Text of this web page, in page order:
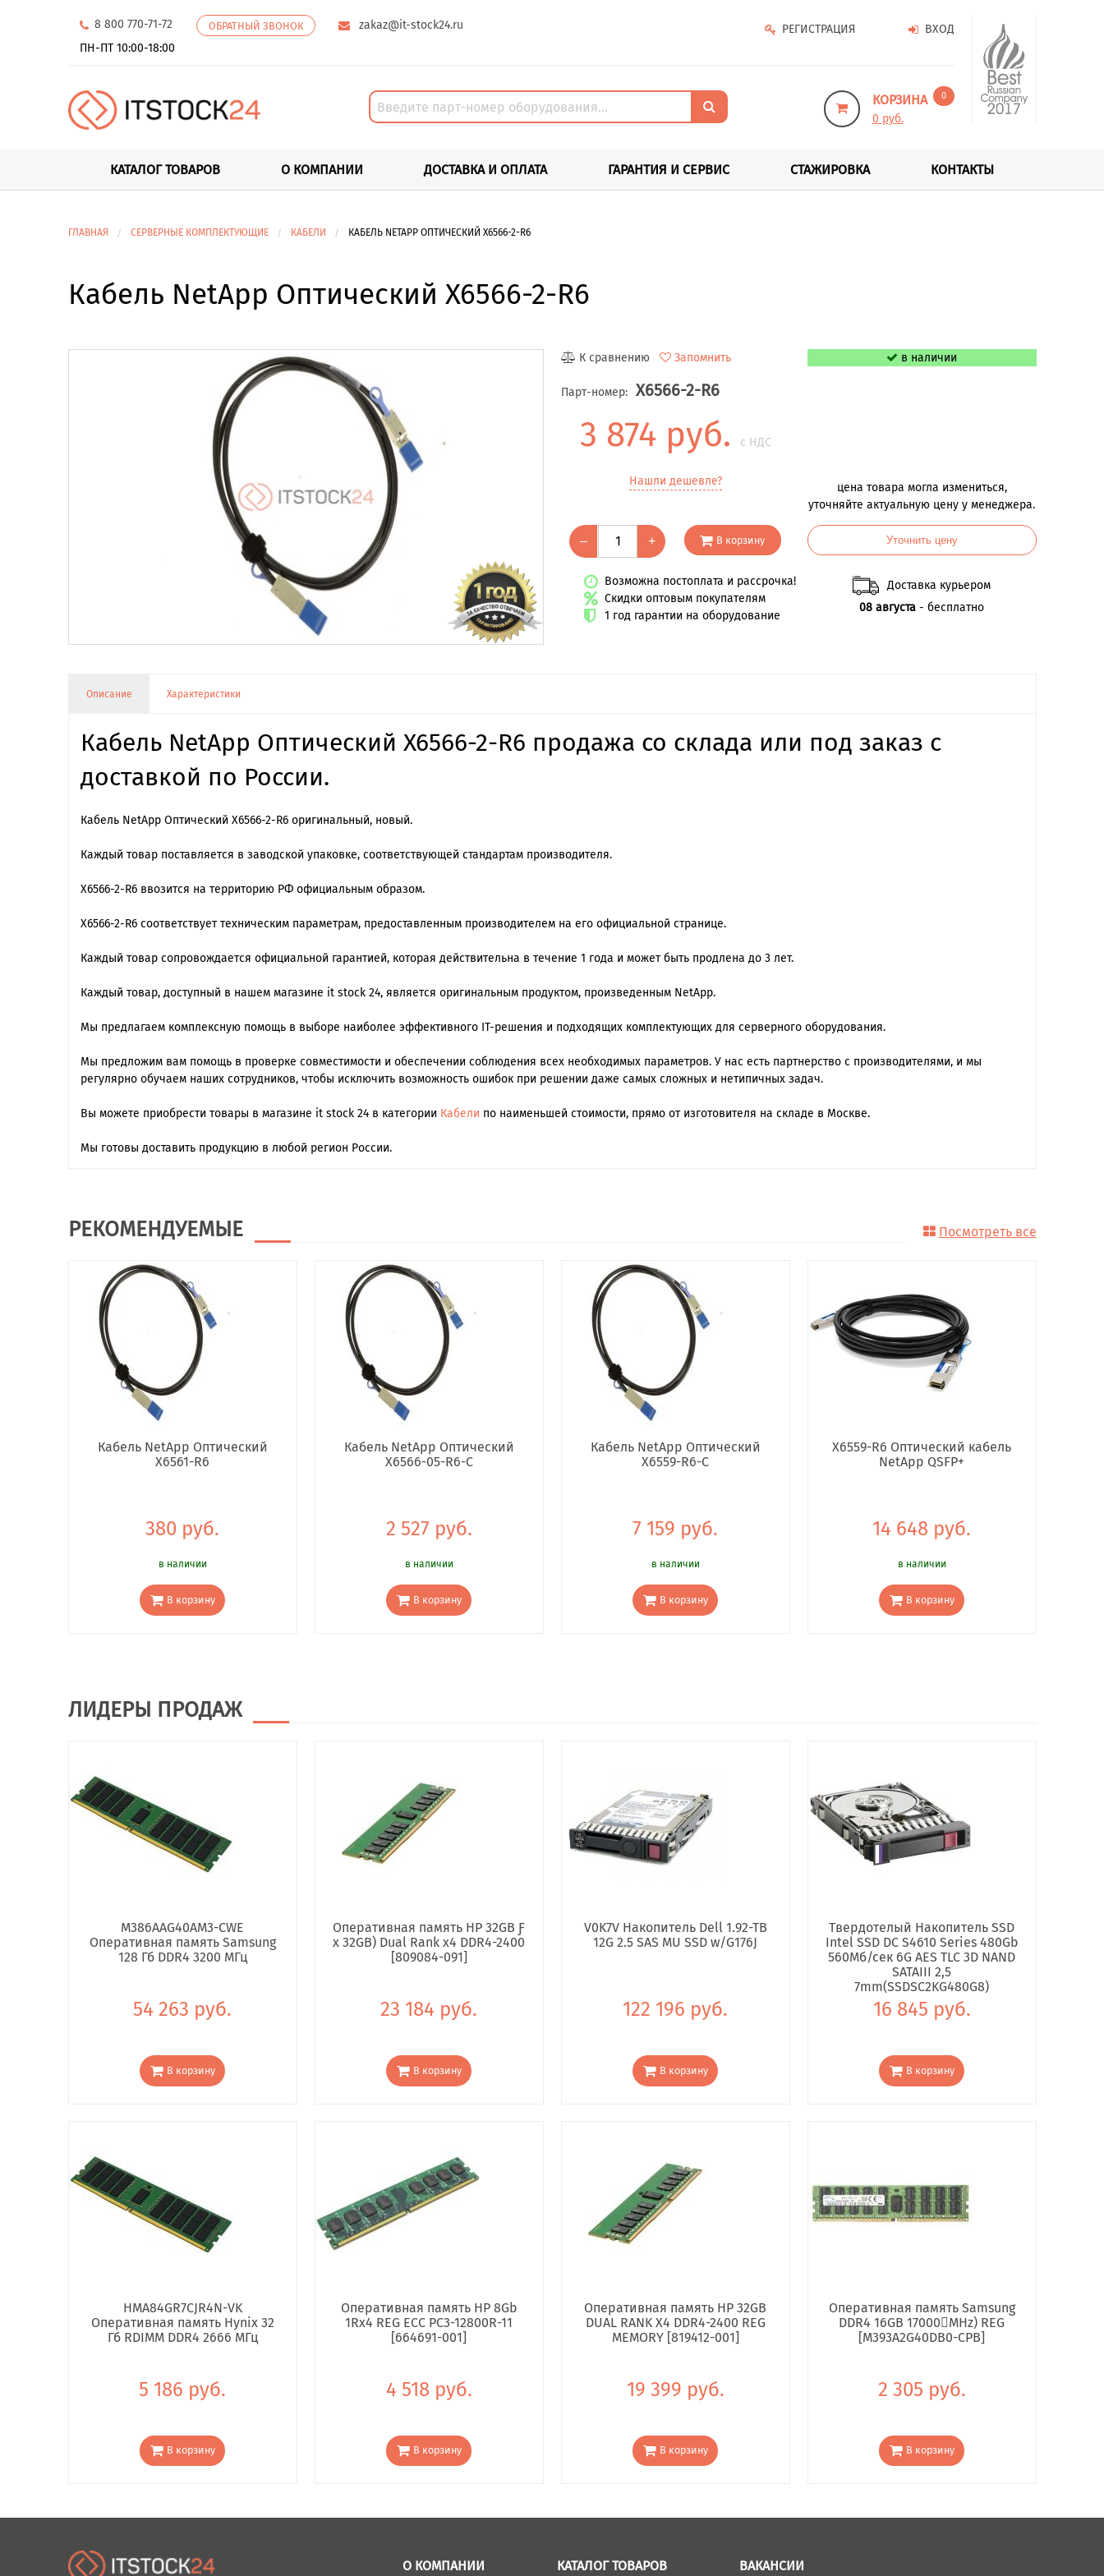
8 800 770-71-72 ОБРАТНЫЙ ЗВОНОК
zakaz@it-stock24.ru
ПН-ПТ 10:00-18:00
ВХОД
РЕГИСТРАЦИЯ
КОРЗИНА 0
0 руб.
КАТАЛОГ ТОВАРОВ О КОМПАНИИ ДОСТАВКА И ОПЛАТА ГАРАНТИЯ И СЕРВИС СТАЖИРОВКА КОНТАКТЫ
ГЛАВНАЯ СЕРВЕРНЫЕ КОМПЛЕКТУЮЩИЕ КАБЕЛИ КАБЕЛЬ NETAPP ОПТИЧЕСКИЙ X6566-2-R6
Кабель NetApp Оптический X6566-2-R6
К сравнению Запомнить
Парт-номер: X6566-2-R6
3 874 руб. с НДС
Нашли дешевле?
– + В корзину
Возможна постоплата и рассрочка!
Скидки оптовым покупателям
1 год гарантии на оборудование
в наличии
цена товара могла измениться,
уточняйте актуальную цену у менеджера.
Уточнить цену
Доставка курьером
08 августа - бесплатно
Описание Характеристики
Кабель NetApp Оптический X6566-2-R6 продажа со склада или под заказ с
доставкой по России.
Кабель NetApp Оптический X6566-2-R6 оригинальный, новый.
Каждый товар поставляется в заводской упаковке, соответствующей стандартам производителя.
X6566-2-R6 ввозится на территорию РФ официальным образом.
X6566-2-R6 cоответствует техническим параметрам, предоставленным производителем на его официальной странице.
Каждый товар сопровождается официальной гарантией, которая действительна в течение 1 года и может быть продлена до 3 лет.
Каждый товар, доступный в нашем магазине it stock 24, является оригинальным продуктом, произведенным NetApp.
Мы предлагаем комплексную помощь в выборе наиболее эффективного IT-решения и подходящих комплектующих для серверного оборудования.
Мы предложим вам помощь в проверке совместимости и обеспечении соблюдения всех необходимых параметров. У нас есть партнерство с производителями, и мы
регулярно обучаем наших сотрудников, чтобы исключить возможность ошибок при решении даже самых сложных и нетипичных задач.
Вы можете приобрести товары в магазине it stock 24 в категории Кабели по наименьшей стоимости, прямо от изготовителя на складе в Москве.
Мы готовы доставить продукцию в любой регион России.
РЕКОМЕНДУЕМЫЕ Посмотреть все
Кабель NetApp Оптический
X6561-R6
380 руб.
в наличии
В корзину
Кабель NetApp Оптический
X6566-05-R6-C
2 527 руб.
в наличии
В корзину
Кабель NetApp Оптический
X6559-R6-C
7 159 руб.
в наличии
В корзину
X6559-R6 Оптический кабель
NetApp QSFP+
14 648 руб.
в наличии
В корзину
ЛИДЕРЫ ПРОДАЖ
M386AAG40AM3-CWE
Оперативная память Samsung
128 Гб DDR4 3200 МГц
54 263 руб.
В корзину
Оперативная память HP 32GB Ƒ
x 32GB) Dual Rank x4 DDR4-2400
[809084-091]
23 184 руб.
В корзину
V0K7V Накопитель Dell 1.92-TB
12G 2.5 SAS MU SSD w/G176J
122 196 руб.
В корзину
Твердотелый Накопитель SSD
Intel SSD DC S4610 Series 480Gb
560Мб/сек 6G AES TLC 3D NAND
SATAIII 2,5
7mm(SSDSC2KG480G8)
16 845 руб.
В корзину
HMA84GR7CJR4N-VK
Оперативная память Hynix 32
Гб RDIMM DDR4 2666 МГц
5 186 руб.
В корзину
Оперативная память HP 8Gb
1Rx4 REG ECC PC3-12800R-11
[664691-001]
4 518 руб.
В корзину
Оперативная память HP 32GB
DUAL RANK X4 DDR4-2400 REG
MEMORY [819412-001]
19 399 руб.
В корзину
Оперативная память Samsung
DDR4 16GB 17000񢋕MHz) REG
[M393A2G40DB0-CPB]
2 305 руб.
В корзину
О КОМПАНИИ КАТАЛОГ ТОВАРОВ ВАКАНСИИ